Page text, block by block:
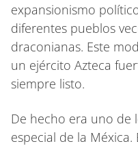
expansionismo
diferentes pueblos
draconianas. Este
un ejército Azteca
siempre listo.
De hecho era uno de
especial de la